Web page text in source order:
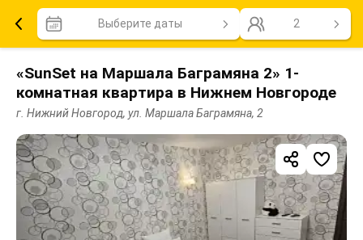
Выберите даты 2
«SunSet на Маршала Баграмяна 2» 1-
комнатная квартира в Нижнем Новгороде
г. Нижний Новгород, ул. Маршала Баграмяна, 2